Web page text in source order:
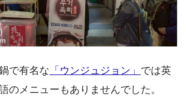
で有名な 「ウンジュジョン」 では英
のメニューもありませんでした。